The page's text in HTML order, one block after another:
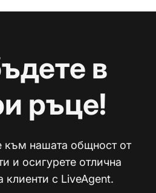
в
ръце!
към нашата общност от
и осигурете отлична
с LiveAgent.